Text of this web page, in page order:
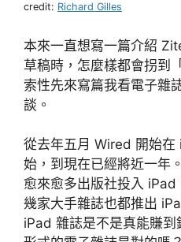
credit: Richard Gilles
本來一直想寫一篇介紹
草稿時，怎麼樣都會拐到
索性先來寫篇我看電子雜
談。
從去年五月 Wired 開始在
始，到現在已經將近一年
愈來愈多出版社投入
幾家大手雜誌也都推出
iPad 雜誌是不是真能賺